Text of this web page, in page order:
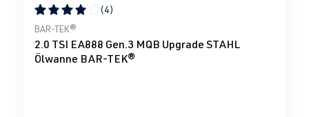
Durchschnittliche Bewertung von 4 von 5 Sternen
(4)
BAR-TEK®
2.0 TSI EA888 Gen.3 MQB Upgrade STAHL
Ölwanne BAR-TEK®